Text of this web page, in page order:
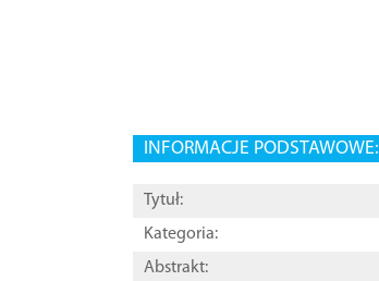
INFORMACJE PODSTAWOWE:
Tytuł:
Kategoria:
Abstrakt: